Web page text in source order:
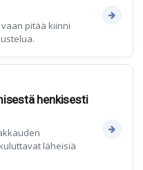
pitää kiinni
henkisesti
läheisiä